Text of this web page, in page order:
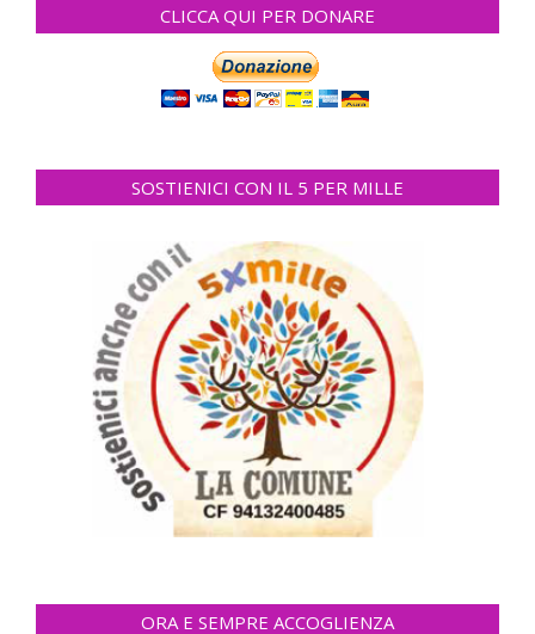
CLICCA QUI PER DONARE
SOSTIENICI CON IL 5 PER MILLE
ORA E SEMPRE ACCOGLIENZA